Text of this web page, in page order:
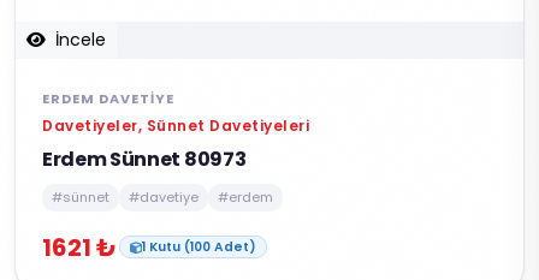
İncele
ERDEM DAVETIYE
Davetiyeler, Sünnet Davetiyeleri
Erdem Sünnet 80973
#sünnet #davetiye #erdem
1621 ₺ 1 Kutu (100 Adet)